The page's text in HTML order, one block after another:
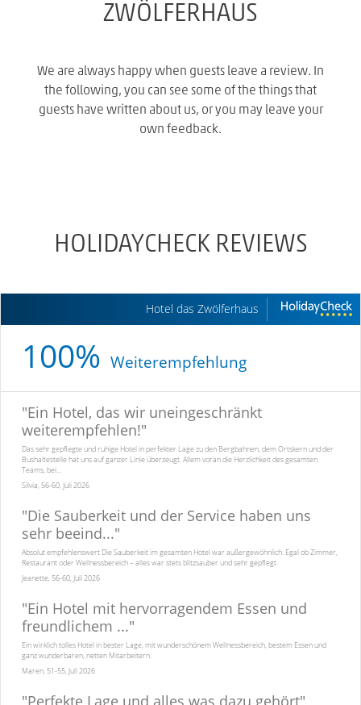
ZWÖLFERHAUS
We are always happy when guests leave a review. In
the following, you can see some of the things that
guests have written about us, or you may leave your
own feedback.
HOLIDAYCHECK REVIEWS
Hotel das Zwölferhaus
100% Weiterempfehlung
"Ein Hotel, das wir uneingeschränkt
weiterempfehlen!"
Das sehr gepflegte und ruhige Hotel in perfekter Lage zu den Bergbahnen, dem Ortskern und der
Bushaltestelle hat uns auf ganzer Linie überzeugt. Allem voran die Herzlichkeit des gesamten
Teams, bei...
Silvia, 56-60, Juli 2026
"Die Sauberkeit und der Service haben uns
sehr beeind..."
Absolut empfehlenswert Die Sauberkeit im gesamten Hotel war außergewöhnlich. Egal ob Zimmer,
Restaurant oder Wellnessbereich – alles war stets blitzsauber und sehr gepflegt.
Jeanette, 56-60, Juli 2026
"Ein Hotel mit hervorragendem Essen und
freundlichem ..."
Ein wirklich tolles Hotel in bester Lage, mit wunderschönem Wellnessbereich, bestem Essen und
ganz wunderbaren, netten Mitarbeitern.
Maren, 51-55, Juli 2026
"Perfekte Lage und alles was dazu gehört"